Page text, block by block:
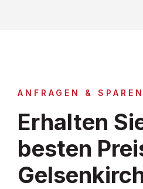
ANFRAGEN & SPAREN
Erhalten
besten